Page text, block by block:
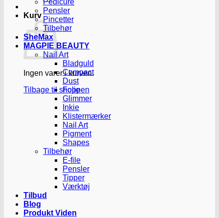
Kurv
Ingen varer i kurven.
Tilbage til shoppen
Pedicure
Pensler
Pincetter
Tilbehør
SheMax
MAGPIE BEAUTY
Nail Art
Bladguld
Compact
Dust
Folie
Glimmer
Inkie
Klistermærker
Nail Art
Pigment
Shapes
Tilbehør
E-file
Pensler
Tipper
Værktøj
Tilbud
Blog
Produkt Viden